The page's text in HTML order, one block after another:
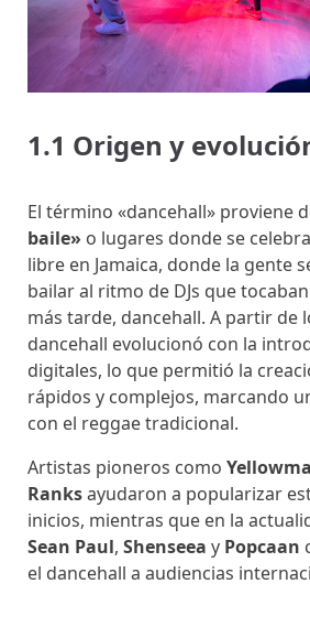
1.1 Origen y
El término «dancehall» proviene
baile» o lugares donde se
libre en Jamaica, donde la gente
bailar al ritmo de DJs que
más tarde, dancehall. A partir de
dancehall evolucionó con la
digitales, lo que permitió la
rápidos y complejos, marcando
con el reggae tradicional.
Artistas pioneros como
Ranksayudaron a popularizar
inicios, mientras que en la
Sean Paul, Shenseea y Popcaan
el dancehall a audiencias